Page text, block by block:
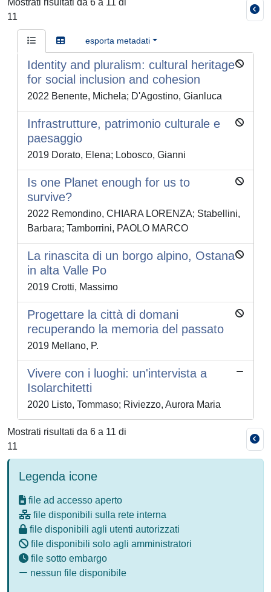
Mostrati risultati da 6 a 11 di
11
esporta metadati
Identity and pluralism: cultural heritage
for social inclusion and cohesion
2022 Benente, Michela; D'Agostino, Gianluca
Infrastrutture, patrimonio culturale e
paesaggio
2019 Dorato, Elena; Lobosco, Gianni
Is one Planet enough for us to
survive?
2022 Remondino, CHIARA LORENZA; Stabellini,
Barbara; Tamborrini, PAOLO MARCO
La rinascita di un borgo alpino, Ostana
in alta Valle Po
2019 Crotti, Massimo
Progettare la città di domani
recuperando la memoria del passato
2019 Mellano, P.
Vivere con i luoghi: un'intervista a
Isolarchitetti
2020 Listo, Tommaso; Riviezzo, Aurora Maria
Mostrati risultati da 6 a 11 di
11
Legenda icone
file ad accesso aperto
file disponibili sulla rete interna
file disponibili agli utenti autorizzati
file disponibili solo agli amministratori
file sotto embargo
nessun file disponibile